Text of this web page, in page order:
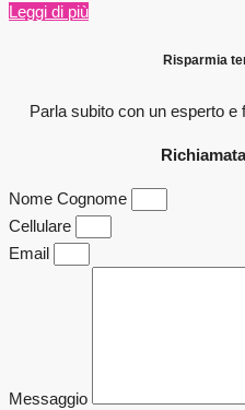
Leggi di più
Risparmia
Parla subito con un esperto e
Nome Cognome
Cellulare
Email
Messaggio